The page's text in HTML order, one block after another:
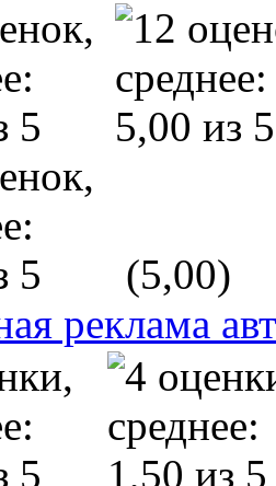
(5,00)
реклама